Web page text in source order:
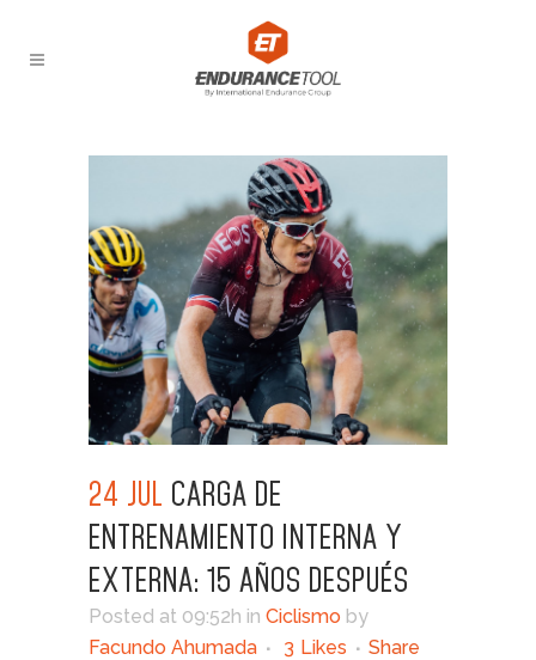
24 JUL
CARGA DE
ENTRENAMIENTO INTERNA Y
EXTERNA: 15 AÑOS DESPUÉS
Posted at 09:52h in Ciclismo by
Facundo Ahumada
3 Likes Share